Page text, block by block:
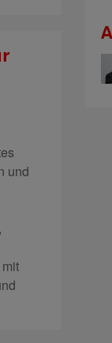
und